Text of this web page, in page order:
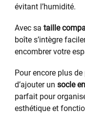
évitant l’humidité.
Avec sa taille
boîte s’intègre
encombrer votre
Pour encore plus
d’ajouter un socle
parfait pour
esthétique et